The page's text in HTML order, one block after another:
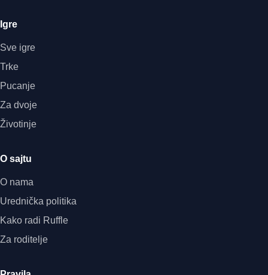
Igre
Sve igre
Trke
Pucanje
Za dvoje
Životinje
O sajtu
O nama
Urednička politika
Kako radi Ruffle
Za roditelje